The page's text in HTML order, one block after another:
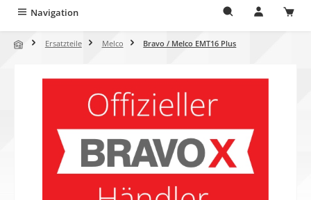
Navigation
Ersatzteile Melco Bravo / Melco EMT16 Plus